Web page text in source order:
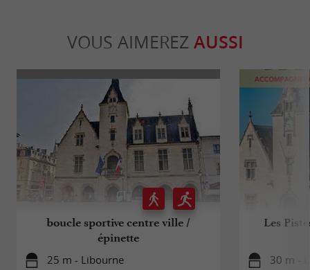
VOUS AIMEREZ AUSSI
boucle sportive centre ville /
épinette
25 m - Libourne
Les
30 m -